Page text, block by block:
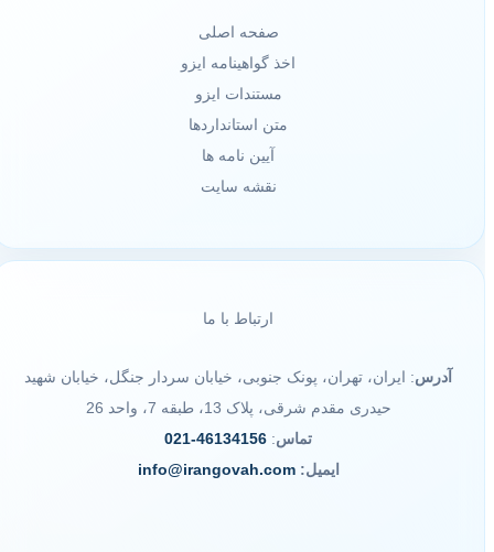
صفحه اصلی
اخذ گواهینامه ایزو
مستندات ایزو
متن استانداردها
آیین نامه ها
نقشه سایت
ارتباط با ما
آدرس: ایران، تهران، پونک جنوبی، خیابان سردار جنگل، خیابان شهید
حیدری مقدم شرقی، پلاک 13، طبقه 7، واحد 26
تماس:
46134156-021
ایمیل: info@irangovah.com